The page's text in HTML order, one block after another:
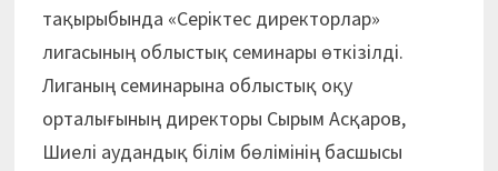
тақырыбында «Серіктес директорлар»
лигасының облыстық семинары өткізілді.
Лиганың семинарына облыстық оқу
орталығының директоры Сырым Асқаров,
Шиелі аудандық білім бөлімінің басшысы